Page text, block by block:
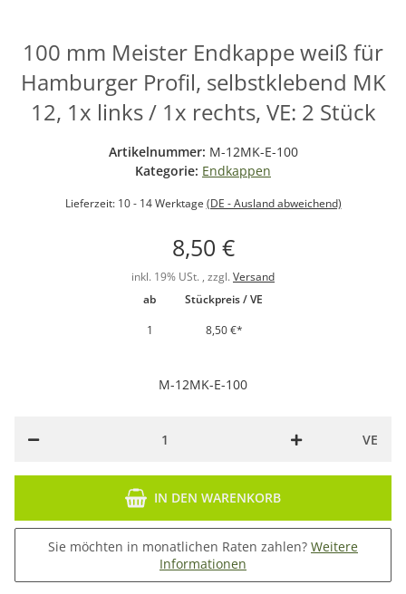
100 mm Meister Endkappe weiß für
Hamburger Profil, selbstklebend MK
12, 1x links / 1x rechts, VE: 2 Stück
Artikelnummer: M-12MK-E-100
Kategorie: Endkappen
Lieferzeit: 10 - 14 Werktage (DE - Ausland abweichend)
8,50 €
inkl. 19% USt. , zzgl. Versand
ab
Stückpreis / VE
1
8,50 €*
M-12MK-E-100
VE
IN DEN WARENKORB
Sie möchten in monatlichen Raten zahlen? Weitere
Informationen